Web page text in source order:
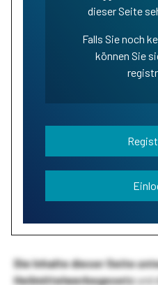
dieser Seite
Falls Sie noch
können Sie
Die Inhalte dieser Seite
Heilmittelwerbegesetzund